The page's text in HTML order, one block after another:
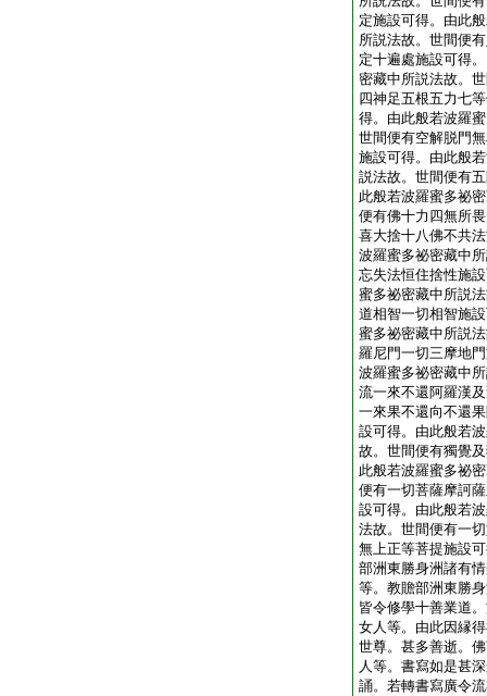
定施設可得。由此
所説法故。世間便
定十遍處施設可得
密藏中所説法故。
四神足五根五力七
得。由此般若波羅
世間便有空解脱門
施設可得。由此般
説法故。世間便有
此般若波羅蜜多祕
便有佛十力四無所
喜大捨十八佛不共
波羅蜜多祕密藏中
忘失法恒住捨性施
蜜多祕密藏中所説
道相智一切相智施
蜜多祕密藏中所説
羅尼門一切三摩地
波羅蜜多祕密藏中
流一來不還阿羅漢
一來果不還向不還
設可得。由此般若
故。世間便有獨覺
此般若波羅蜜多祕
便有一切菩薩摩訶
設可得。由此般若
法故。世間便有一
無上正等菩提施設
部洲東勝身洲諸有
等。教贍部洲東勝
皆令修學十善業道
女人等。由此因縁
世尊。甚多善逝。
人等。書寫如是甚
誦。若轉書寫廣令